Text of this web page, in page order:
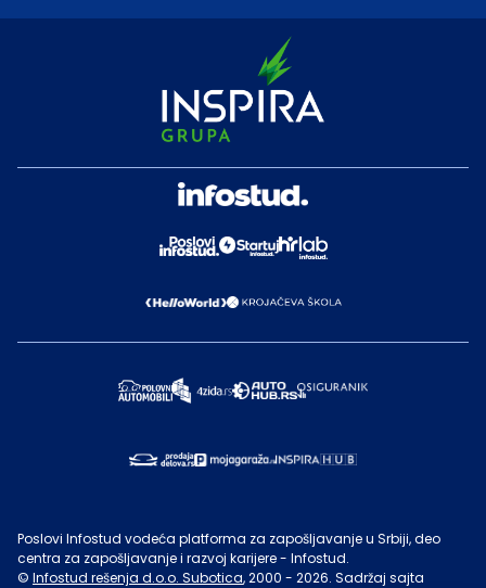
Poslovi Infostud vodeća platforma za zapošljavanje u Srbiji, deo
centra za zapošljavanje i razvoj karijere - Infostud.
© Infostud rešenja d.o.o. Subotica, 2000 - 2026. Sadržaj sajta